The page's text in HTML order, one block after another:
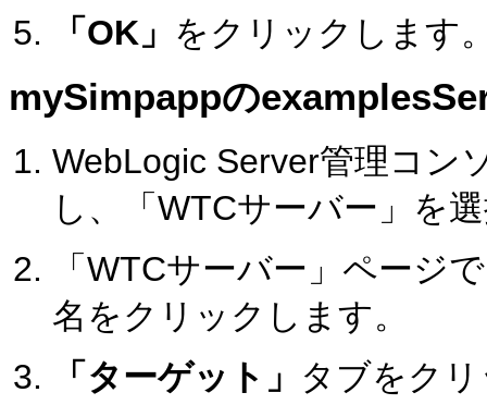
「OK」 をクリックします
mySimpappの
WebLogic Server管理コン
し、「WTCサーバー」を
「WTCサーバー」ページ
名をクリックします。
「ターゲット」 タブをク